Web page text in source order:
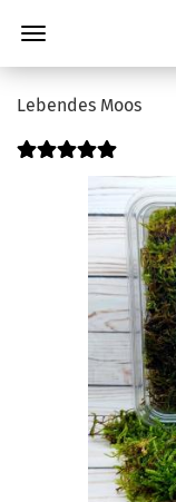
Lebendes Moos